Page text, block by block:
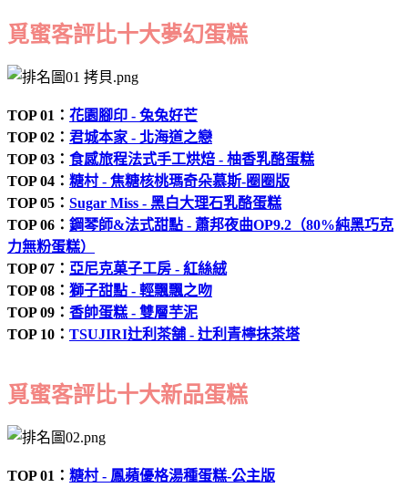
覓蜜客評比十大夢幻蛋糕
TOP 01： 花園腳印 - 兔兔好芒
TOP 02： 君城本家 - 北海道之戀
TOP 03： 食感旅程法式手工烘焙 - 柚香乳酪蛋糕
TOP 04： 糖村 - 焦糖核桃瑪奇朵慕斯-圈圈版
TOP 05： Sugar Miss - 黑白大理石乳酪蛋糕
TOP 06： 鋼琴師&法式甜點 - 蕭邦夜曲OP9.2（80%純黑巧克
力無粉蛋糕）
TOP 07： 亞尼克菓子工房 - 紅絲絨
TOP 08： 獅子甜點 - 輕飄飄之吻
TOP 09： 香帥蛋糕 - 雙層芋泥
TOP 10： TSUJIRI辻利茶舗 - 辻利青檸抹茶塔
覓蜜客評比十大新品蛋糕
TOP 01： 糖村 - 鳳蘋優格湯種蛋糕-公主版